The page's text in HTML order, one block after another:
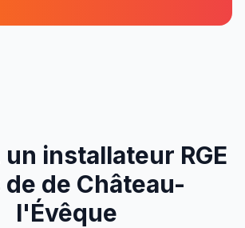
installateur RGE
de de Château-
l'Évêque